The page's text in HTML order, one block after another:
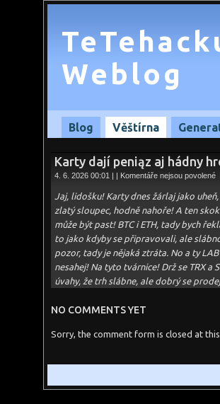
Weblog
Blog Věštírna
Karty dají peniąz aj hádny
4. 6. 2026 00:01 | | Komentáře nejsou povolenéu
s
Jaj, lidošku! Karty dnes žárlaj jako
zlatý sloupec, hodně nahoře! A ten
může být past! BTC i ETH, tady bych
to jako kdyby se připravovali, ale
pozor, tady je nějaká ztráta. No a ty
nesahej! Na tyto tvárnice! Drž se TRX a
úvahy, že trh slábne, ale dobrý se
NO COMMENTS YET
Sorry, the comment form is closed at